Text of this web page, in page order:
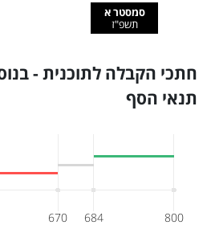
סמסטר א
תשפ"ז
חתכי הקבלה לתוכנית -
תנאי הסף
670 684 800